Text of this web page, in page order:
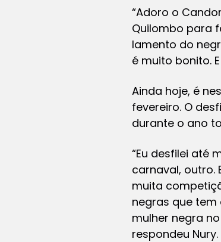
“Adoro o
Quilombo para
lamento do
é muito bonito.
Ainda hoje, é
fevereiro. O
durante o ano
“Eu desfilei até
carnaval, outro.
muita
negras que tem
mulher negra no
respondeu Nury.